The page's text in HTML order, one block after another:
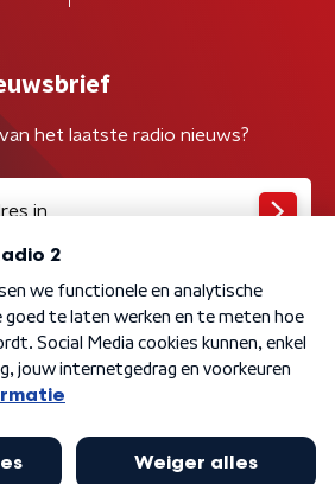
het laatste radio nieuws?